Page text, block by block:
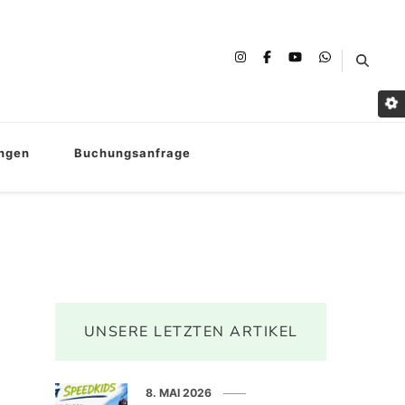
Buchungsanfrage
UNSERE LETZTEN ARTIKEL
8. MAI 2026